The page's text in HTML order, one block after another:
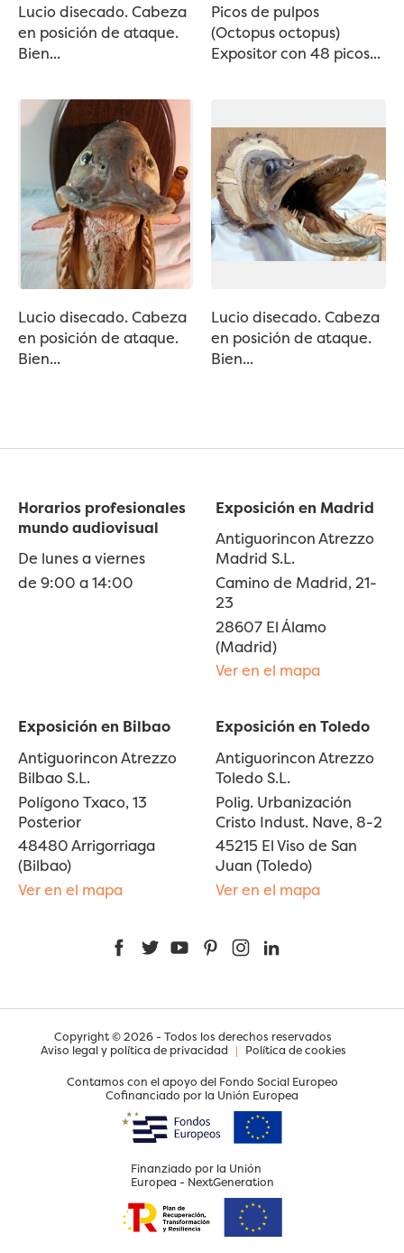
Lucio disecado. Cabeza
en posición de ataque.
Bien...
Picos de pulpos
(Octopus octopus)
Expositor con 48 picos...
Lucio disecado. Cabeza
en posición de ataque.
Bien...
Lucio disecado. Cabeza
en posición de ataque.
Bien...
Horarios profesionales
mundo audiovisual
De lunes a viernes
de 9:00 a 14:00
Exposición en Madrid
Antiguorincon Atrezzo
Madrid S.L.
Camino de Madrid, 21-
23
28607 El Álamo
(Madrid)
Ver en el mapa
Exposición en Bilbao
Antiguorincon Atrezzo
Bilbao S.L.
Polígono Txaco, 13
Posterior
48480 Arrigorriaga
(Bilbao)
Ver en el mapa
Exposición en Toledo
Antiguorincon Atrezzo
Toledo S.L.
Polig. Urbanización
Cristo Indust. Nave, 8-2
45215 El Viso de San
Juan (Toledo)
Ver en el mapa
FacebookTwitterYouTubePinterestInstagram
Copyright © 2026 - Todos los derechos reservados
Aviso legal y política de privacidad | Política de cookies
Contamos con el apoyo del Fondo Social Europeo
Cofinanciado por la Unión Europea
Finanziado por la Unión
Europea - NextGeneration